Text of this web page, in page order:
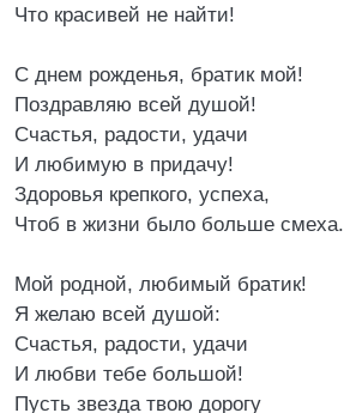
Что красивей не найти!
С днем рожденья, братик мой!
Поздравляю всей душой!
Счастья, радости, удачи
И любимую в придачу!
Здоровья крепкого, успеха,
Чтоб в жизни было больше смеха.
Мой родной, любимый братик!
Я желаю всей душой:
Счастья, радости, удачи
И любви тебе большой!
Пусть звезда твою дорогу